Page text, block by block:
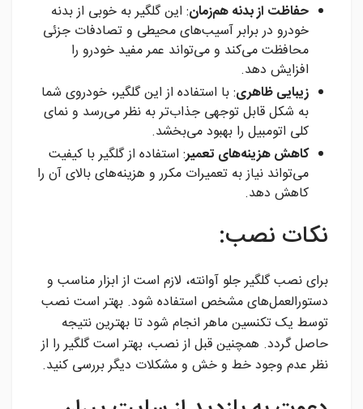
حفاظت از بدنه هم‌زمان: این گلگیر به خوبی از بدنه
خودرو در برابر آسیب‌های محیطی و تصادفات جزئی
محافظت می‌کند و می‌تواند عمر مفید خودرو را
افزایش دهد.
زیبایی ظاهری: با استفاده از این گلگیر، خودروی شما
به شکل قابل توجهی جذاب‌تر به نظر می‌رسد و نمای
کلی اتومبیل را بهبود می‌بخشد.
کاهش هزینه‌های تعمیر: استفاده از گلگیر با کیفیت
می‌تواند نیاز به تعمیرات مکرر و هزینه‌های بالای آن را
کاهش دهد.
نکات نصب:
برای نصب گلگیر جلو آوانته، لازم است از ابزار مناسب و
دستورالعمل‌های مشخص استفاده شود. بهتر است نصب
توسط یک تکنسین ماهر انجام شود تا بهترین نتیجه
حاصل گردد. همچنین قبل از نصب، بهتر است گلگیر را از
نظر عدم وجود خط و خش و مشکلات دیگر بررسی کنید.